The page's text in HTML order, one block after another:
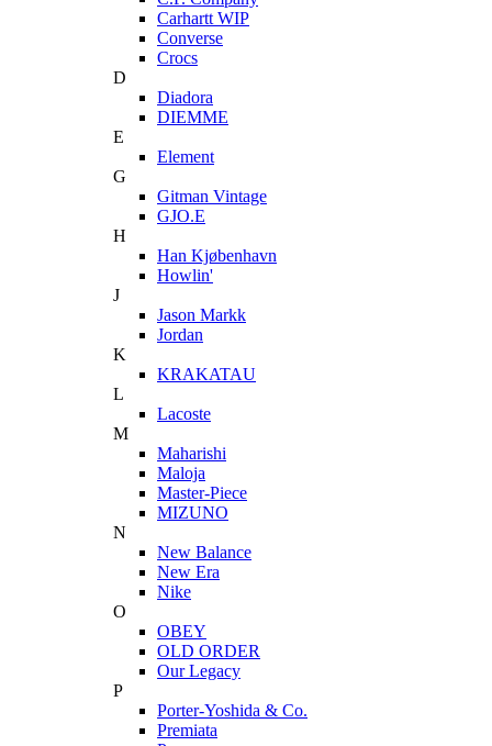
Carhartt WIP
Converse
Crocs
D
Diadora
DIEMME
E
Element
G
Gitman Vintage
GJO.E
H
Han Kjøbenhavn
Howlin'
J
Jason Markk
Jordan
K
KRAKATAU
L
Lacoste
M
Maharishi
Maloja
Master-Piece
MIZUNO
N
New Balance
New Era
Nike
O
OBEY
OLD ORDER
Our Legacy
P
Porter-Yoshida & Co.
Premiata